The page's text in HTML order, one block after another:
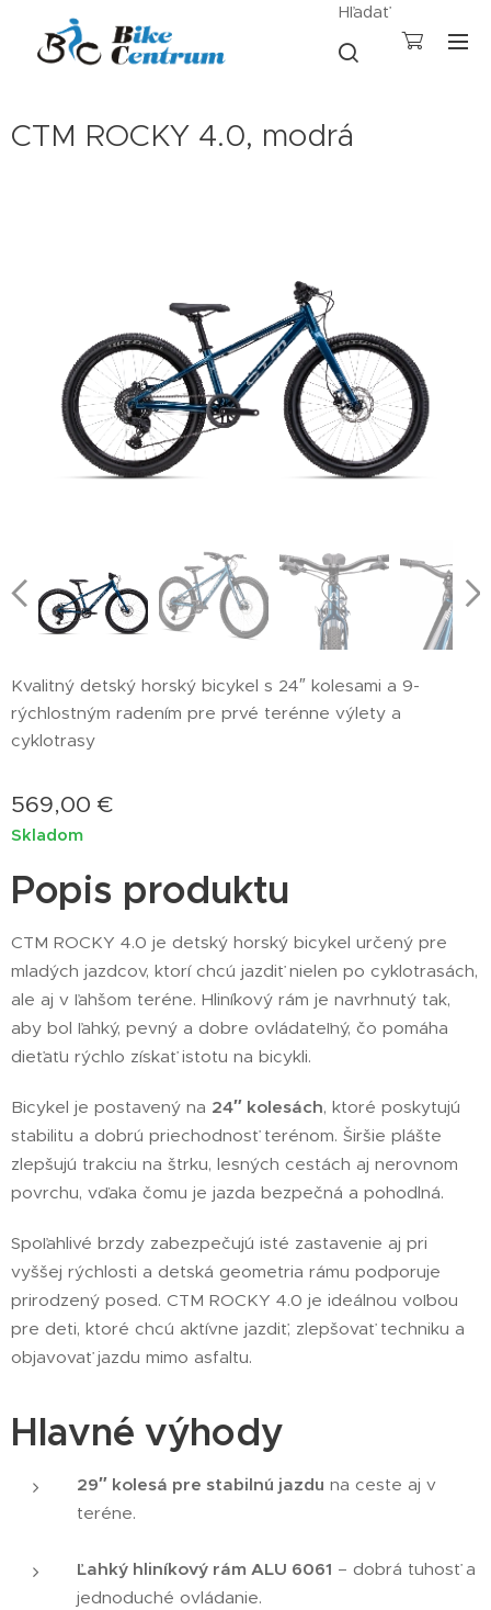
Hľadať
CTM ROCKY 4.0, modrá
Kvalitný detský horský bicykel s 24″ kolesami a 9-
rýchlostným radením pre prvé terénne výlety a
cyklotrasy
569,00 €
Skladom
Popis produktu
CTM ROCKY 4.0 je detský horský bicykel určený pre
mladých jazdcov, ktorí chcú jazdiť nielen po cyklotrasách,
ale aj v ľahšom teréne. Hliníkový rám je navrhnutý tak,
aby bol ľahký, pevný a dobre ovládateľný, čo pomáha
dieťaťu rýchlo získať istotu na bicykli.
Bicykel je postavený na 24″ kolesách, ktoré poskytujú
stabilitu a dobrú priechodnosť terénom. Širšie plášte
zlepšujú trakciu na štrku, lesných cestách aj nerovnom
povrchu, vďaka čomu je jazda bezpečná a pohodlná.
Spoľahlivé brzdy zabezpečujú isté zastavenie aj pri
vyššej rýchlosti a detská geometria rámu podporuje
prirodzený posed. CTM ROCKY 4.0 je ideálnou voľbou
pre deti, ktoré chcú aktívne jazdiť, zlepšovať techniku a
objavovať jazdu mimo asfaltu.
Hlavné výhody
29″ kolesá pre stabilnú jazdu na ceste aj v
teréne.
Ľahký hliníkový rám ALU 6061 – dobrá tuhosť a
jednoduché ovládanie.